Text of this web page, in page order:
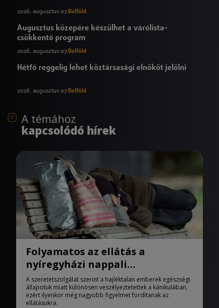
2026. augusztus 07.Belföld
Augusztus közepére készülhet a várólista-
csökkentő program
2026. augusztus 07.Belföld
Hétfő reggelig lehet köztársasági elnököt jelölni
2026. augusztus 07.Belföld
A témához
kapcsolódó hírek
Folyamatos az ellátás a
nyíregyházi nappali
melegedőben
A szeretetszolgálat szerint a hajléktalan emberek egészségi
állapotuk miatt különösen veszélyeztetettek a kánikulában,
ezért ilyenkor még nagyobb figyelmet fordítanak az
ellátásukra.